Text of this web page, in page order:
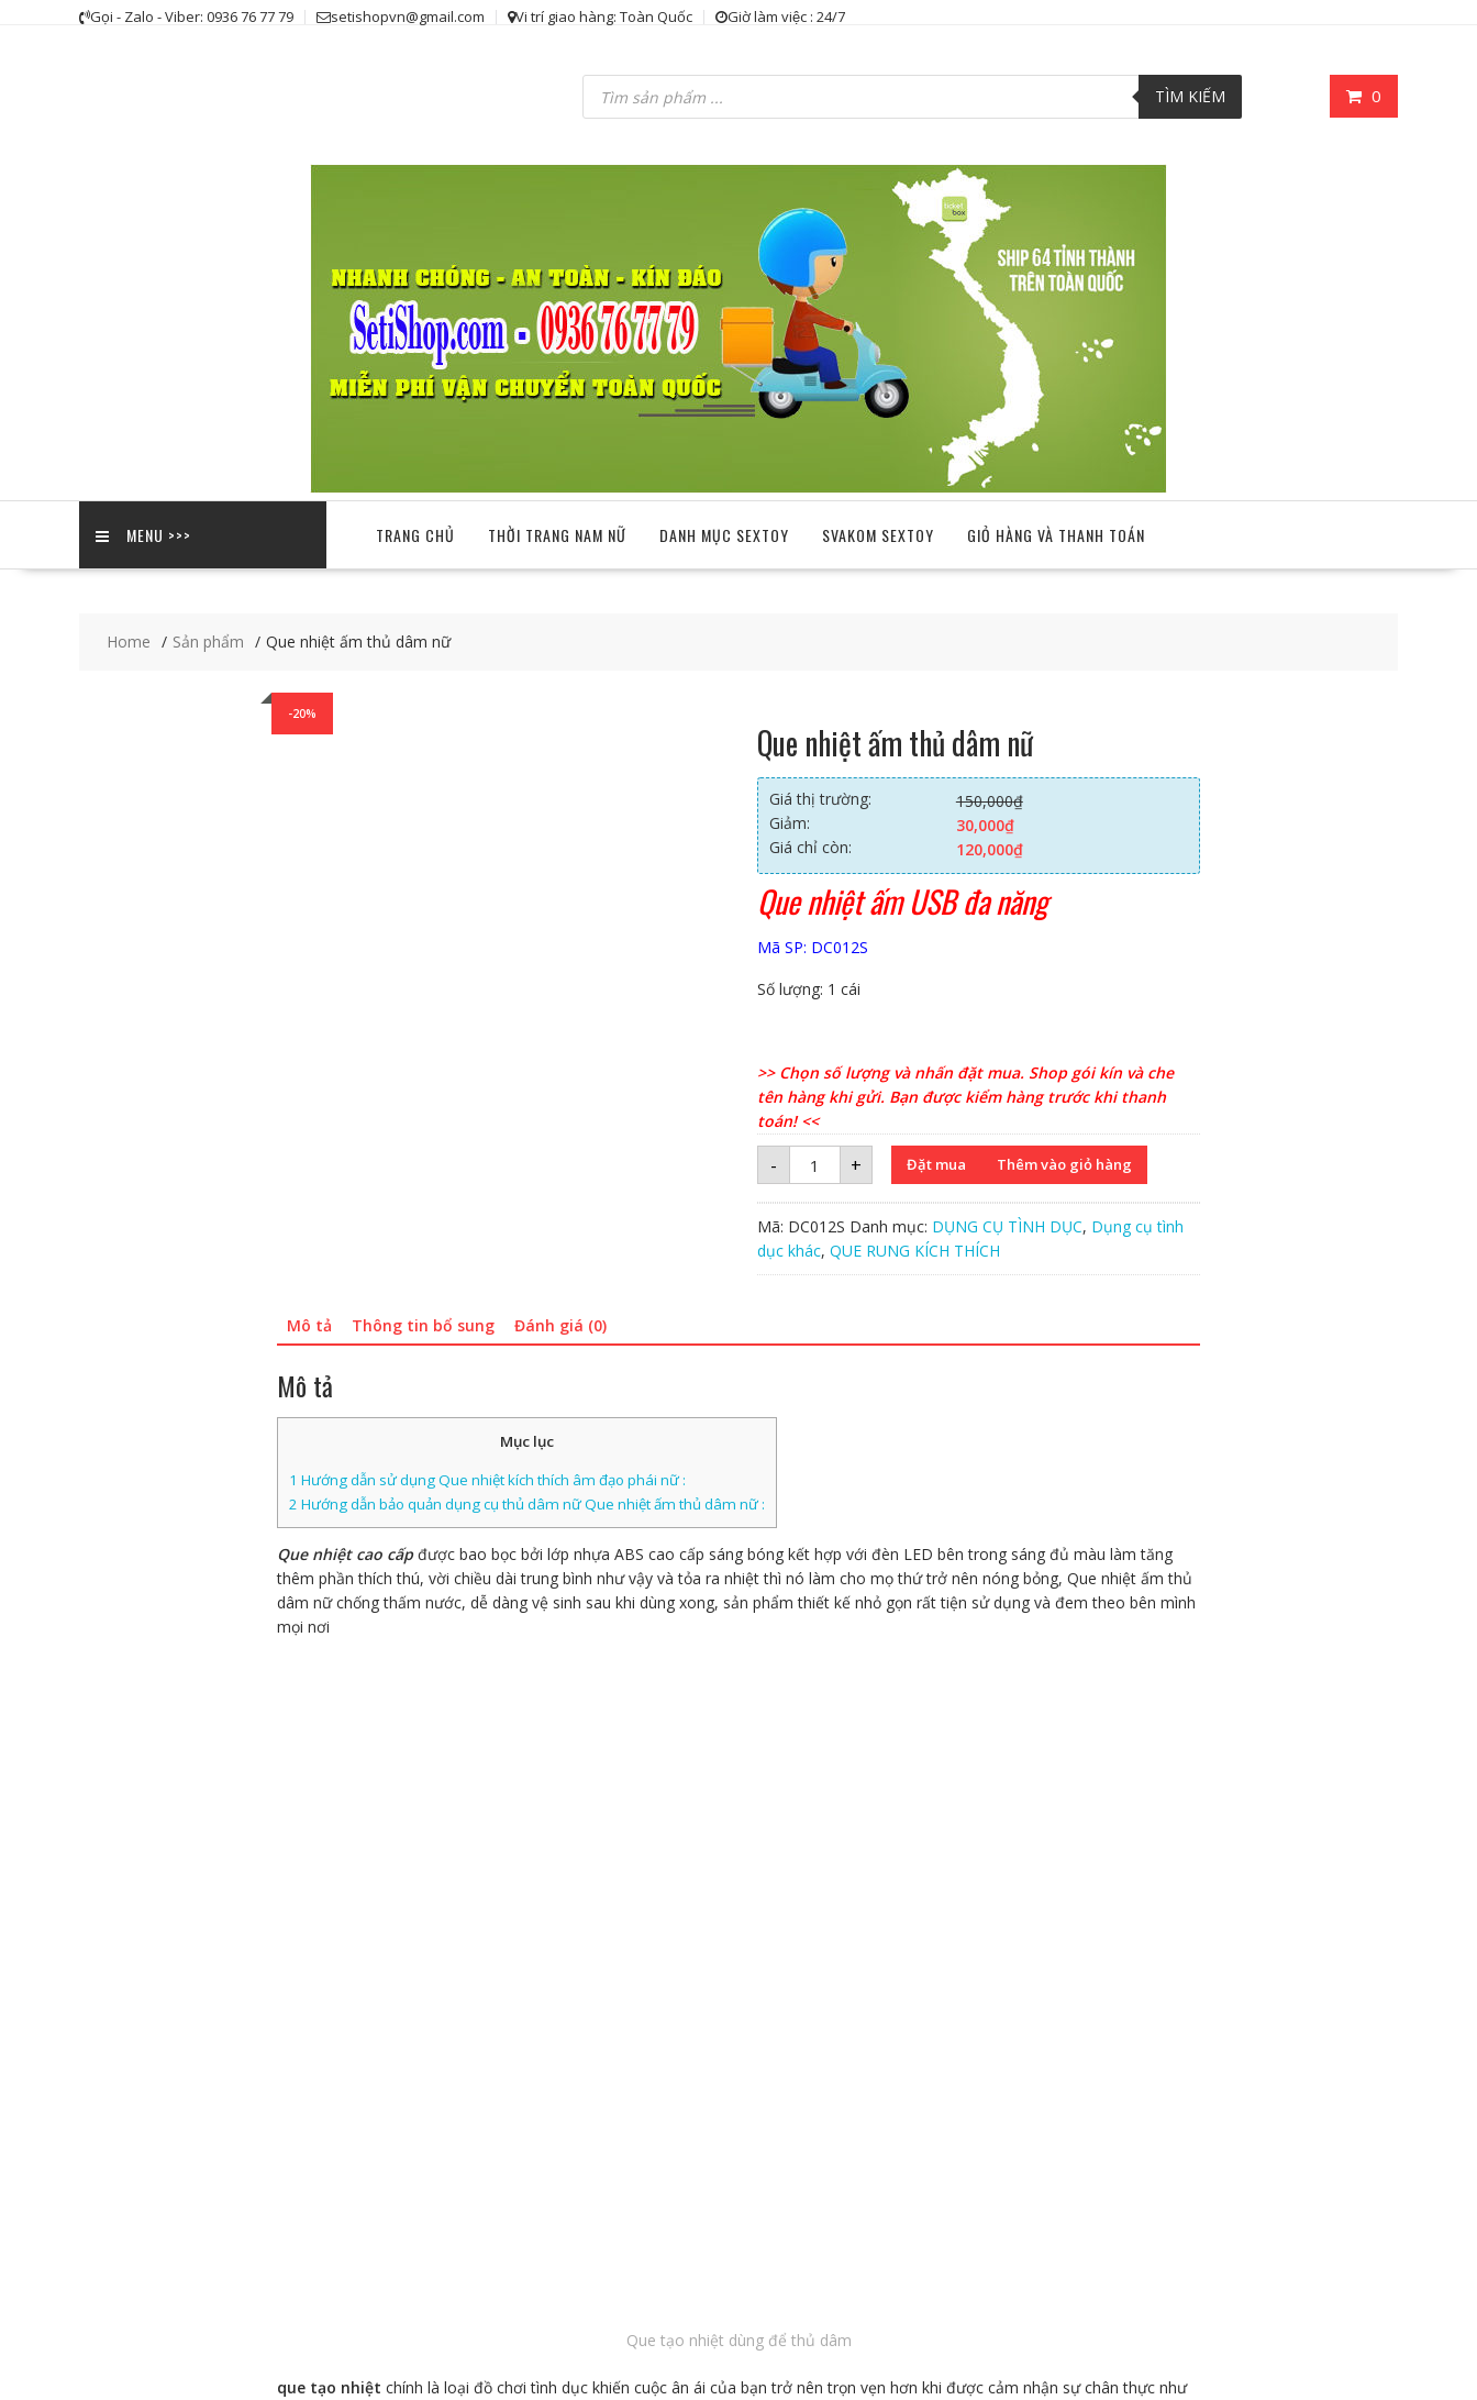
Gọi - Zalo - Viber: 0936 76 77 79 setishopvn@gmail.com Vi trí giao hàng: Toàn Quốc Giờ làm việc : 24/7
0
Tìm
kiếm
sản
TÌM KIẾM
MENU >>> TRANG CHỦ THỜI TRANG NAM NỮ DANH MỤC SEXTOY SVAKOM SEXTOY GIỎ HÀNG VÀ THANH TOÁN
Home Sản phẩm Que nhiệt ấm thủ dâm nữ
-20%
Que nhiệt ấm thủ dâm nữ
Giá thị trường: 150,000₫
Giảm:
30,000₫
Giá chỉ còn:
120,000₫
Que nhiệt ấm USB đa năng
Mã SP: DC012S
Số lượng: 1 cái
>> Chọn số lượng và nhấn đặt mua. Shop gói kín và che
tên hàng khi gửi. Bạn được kiểm hàng trước khi thanh
toán! <<
-
Que
nhiệt
ấm
thủ
nữ
số
lượng
+ Đặt mua Thêm vào giỏ hàng
Mã: DC012S Danh mục: DỤNG CỤ TÌNH DỤC, Dụng cụ tình
dục khác, QUE RUNG KÍCH THÍCH
Mô tả Thông tin bổ sung Đánh giá (0)
Mô tả
Mục lục
1 Hướng dẫn sử dụng Que nhiệt kích thích âm đạo phái nữ :
2 Hướng dẫn bảo quản dụng cụ thủ dâm nữ Que nhiệt ấm thủ dâm nữ :
Que nhiệt cao cấpđược bao bọc bởi lớp nhựa ABS cao cấp sáng bóng kết hợp với đèn LED bên trong sáng đủ màu làm tăng
thêm phần thích thú, vời chiều dài trung bình như vậy và tỏa ra nhiệt thì nó làm cho mọ thứ trở nên nóng bỏng, Que nhiệt ấm thủ
dâm nữ chống thấm nước, dễ dàng vệ sinh sau khi dùng xong, sản phẩm thiết kế nhỏ gọn rất tiện sử dụng và đem theo bên mình
mọi nơi
Que tạo nhiệt dùng để thủ dâm
que tạo nhiệt chính là loại đồ chơi tình dục khiến cuộc ân ái của bạn trở nên trọn vẹn hơn khi được cảm nhận sự chân thực như